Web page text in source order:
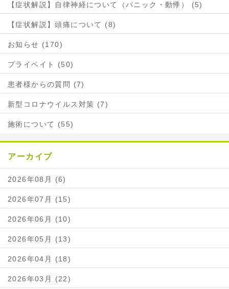
【症状解説】自律神経について（パニック・動悸） (5)
【症状解説】頭痛について (8)
お知らせ (170)
プライベイト (50)
患者様からの質問 (7)
新型コロナウイルス対策 (7)
施術について (55)
アーカイブ
2026年08月 (6)
2026年07月 (15)
2026年06月 (10)
2026年05月 (13)
2026年04月 (18)
2026年03月 (22)